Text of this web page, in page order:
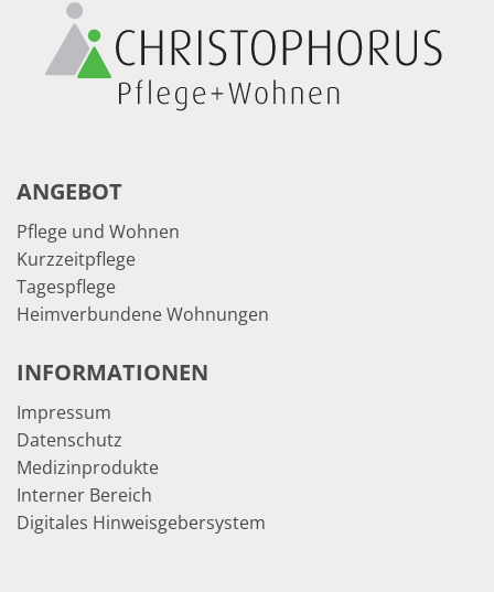
ANGEBOT
Pflege und Wohnen
Kurzzeitpflege
Tagespflege
Heimverbundene Wohnungen
INFORMATIONEN
Impressum
Datenschutz
Medizinprodukte
Interner Bereich
Digitales Hinweisgebersystem